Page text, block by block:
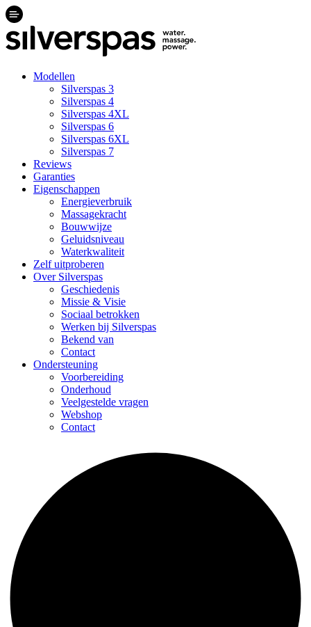
Modellen
Silverspas 3
Silverspas 4
Silverspas 4XL
Silverspas 6
Silverspas 6XL
Silverspas 7
Reviews
Garanties
Eigenschappen
Energieverbruik
Massagekracht
Bouwwijze
Geluidsniveau
Waterkwaliteit
Zelf uitproberen
Over Silverspas
Geschiedenis
Missie & Visie
Sociaal betrokken
Werken bij Silverspas
Bekend van
Contact
Ondersteuning
Voorbereiding
Onderhoud
Veelgestelde vragen
Webshop
Contact